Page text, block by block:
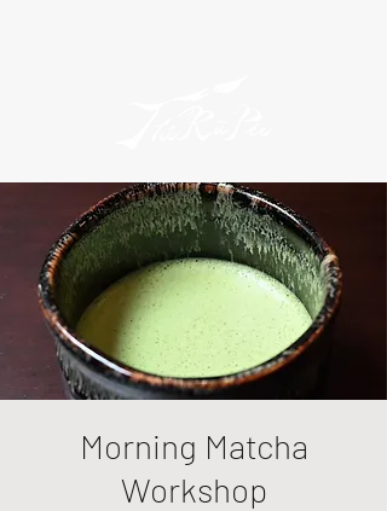
Morning Matcha
Workshop